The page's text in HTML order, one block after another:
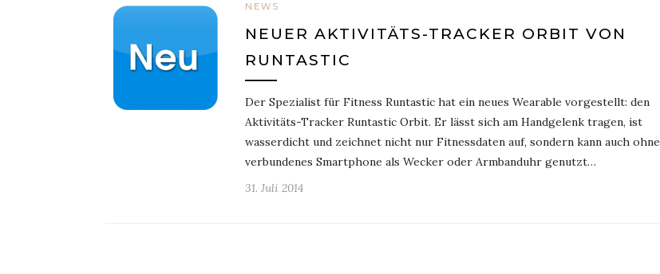
NEWS
NEUER AKTIVITÄTS-TRACKER ORBIT VON
RUNTASTIC
Der Spezialist für Fitness Runtastic hat ein neues Wearable vorgestellt: den
Aktivitäts-Tracker Runtastic Orbit. Er lässt sich am Handgelenk tragen, ist
wasserdicht und zeichnet nicht nur Fitnessdaten auf, sondern kann auch ohne
verbundenes Smartphone als Wecker oder Armbanduhr genutzt…
31. Juli 2014